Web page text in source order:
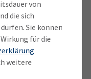
von
die sich
Sie können
für die
weitere
ist die
ein